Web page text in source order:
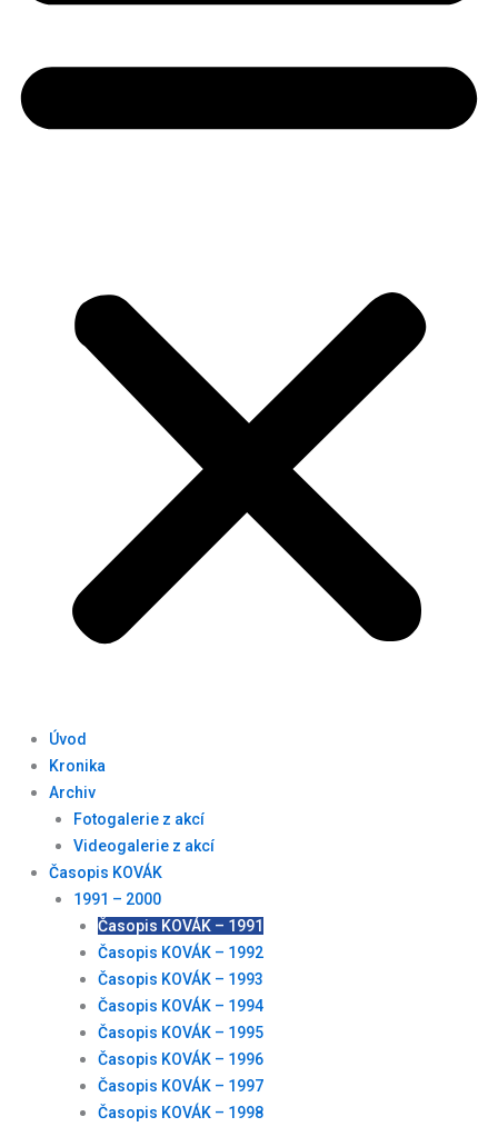
Úvod
Kronika
Archiv
Fotogalerie z akcí
Videogalerie z akcí
Časopis KOVÁK
1991 – 2000
Časopis KOVÁK – 1991
Časopis KOVÁK – 1992
Časopis KOVÁK – 1993
Časopis KOVÁK – 1994
Časopis KOVÁK – 1995
Časopis KOVÁK – 1996
Časopis KOVÁK – 1997
Časopis KOVÁK – 1998